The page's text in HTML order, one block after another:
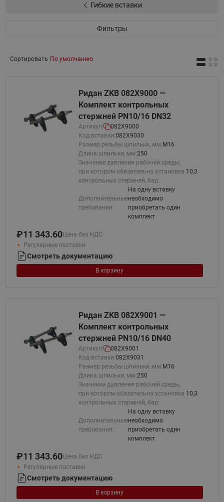
Гибкие вставки
Фильтры
Сортировать По умолчанию
Ридан ZKB 082X9000 —
Комплект контрольных
стержней PN10/16 DN32
Артикул:
082X9000
Код вставки:082X9030
Размер резьбы шпильки, мм:М16
Длина шпильки, мм:250
Значение давления рабочей среды,
при котором обязательна установка
контрольных стержней, бар:
10,3
Дополнительные
требования:
На одну вставку
необходимо
приобретать один
комплект
₽11 343.60Цена без НДС
Регулярные поставки
Смотреть документацию
В корзину
Ридан ZKB 082X9001 —
Комплект контрольных
стержней PN10/16 DN40
Артикул:
082X9001
Код вставки:082X9031
Размер резьбы шпильки, мм:М16
Длина шпильки, мм:250
Значение давления рабочей среды,
при котором обязательна установка
контрольных стержней, бар:
10,3
Дополнительные
требования:
На одну вставку
необходимо
приобретать один
комплект
₽11 343.60Цена без НДС
Регулярные поставки
Смотреть документацию
В корзину